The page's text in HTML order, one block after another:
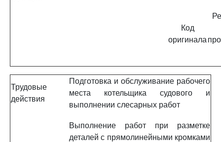
Код
оригинала
Трудовые
действия
Подготовка и обслуживание рабочего
места котельщика судового и
выполнении слесарных работ
Выполнение работ при разметке
деталей с прямолинейными кромками